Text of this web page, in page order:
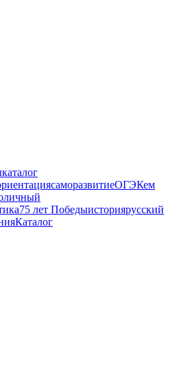
каталог
саморазвитиеОГЭКем
личный
75 лет Победыисториярусский
Каталог